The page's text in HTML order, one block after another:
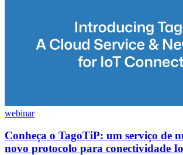
webinar
Conheça o TagoTiP: um serviço de
novo protocolo para conectividade